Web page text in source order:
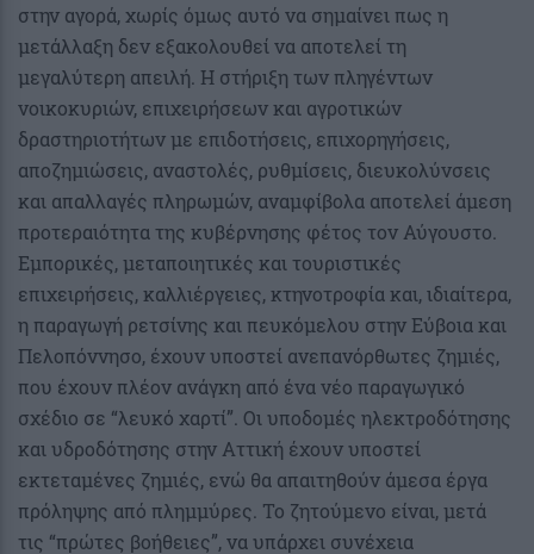
στην αγορά, χωρίς όμως αυτό να σημαίνει πως η
μετάλλαξη δεν εξακολουθεί να αποτελεί τη
μεγαλύτερη απειλή. Η στήριξη των πληγέντων
νοικοκυριών, επιχειρήσεων και αγροτικών
δραστηριοτήτων με επιδοτήσεις, επιχορηγήσεις,
αποζημιώσεις, αναστολές, ρυθμίσεις, διευκολύνσεις
και απαλλαγές πληρωμών, αναμφίβολα αποτελεί άμεση
προτεραιότητα της κυβέρνησης φέτος τον Αύγουστο.
Εμπορικές, μεταποιητικές και τουριστικές
επιχειρήσεις, καλλιέργειες, κτηνοτροφία και, ιδιαίτερα,
η παραγωγή ρετσίνης και πευκόμελου στην Εύβοια και
Πελοπόννησο, έχουν υποστεί ανεπανόρθωτες ζημιές,
που έχουν πλέον ανάγκη από ένα νέο παραγωγικό
σχέδιο σε “λευκό χαρτί”. Οι υποδομές ηλεκτροδότησης
και υδροδότησης στην Αττική έχουν υποστεί
εκτεταμένες ζημιές, ενώ θα απαιτηθούν άμεσα έργα
πρόληψης από πλημμύρες. Το ζητούμενο είναι, μετά
τις “πρώτες βοήθειες”, να υπάρχει συνέχεια